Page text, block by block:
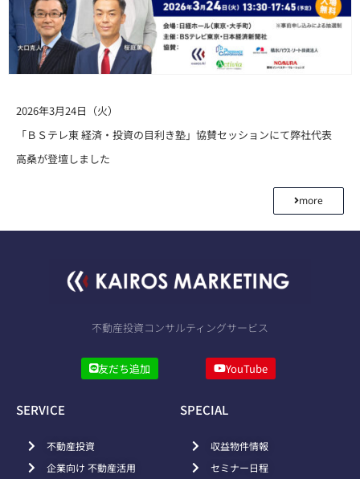
2026年3月24日（火）
「ＢＳテレ東 経済・投資の目利き塾」協賛セッションにて弊社代表
高桑が登壇しました
more
不動産投資コンサルティングサービス
友だち追加 YouTube
SERVICE
不動産投資
企業向け 不動産活用
SPECIAL
収益物件情報
セミナー日程